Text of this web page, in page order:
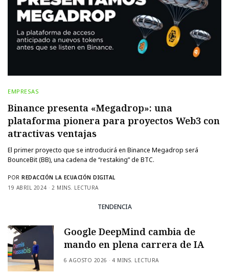
EMPRESAS
Binance presenta «Megadrop»: una
plataforma pionera para proyectos Web3 con
atractivas ventajas
El primer proyecto que se introducirá en Binance Megadrop será
BounceBit (BB), una cadena de “restaking” de BTC.
POR REDACCIÓN LA ECUACIÓN DIGITAL
19 ABRIL 2024
2 MINS. LECTURA
TENDENCIA
Google DeepMind cambia de
mando en plena carrera de IA
6 AGOSTO 2026 4 MINS. LECTURA